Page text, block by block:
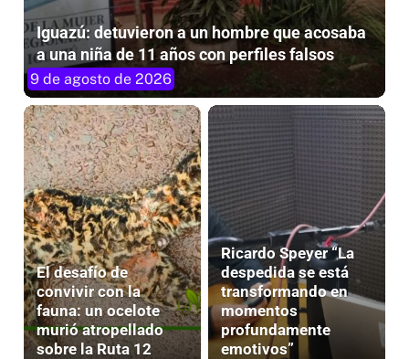
Iguazú: detuvieron a un hombre que acosaba
a una niña de 11 años con perfiles falsos
9 de agosto de 2026
El desafío de
convivir con la
fauna: un ocelote
murió atropellado
sobre la Ruta 12
Ricardo Speyer “La
despedida se está
transformando en
momentos
profundamente
emotivos”